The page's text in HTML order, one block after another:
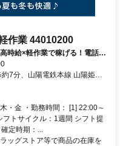
作業 44010200
時給×軽作業で稼げる！電話面
7分、山陽電鉄本線 山陽姫路
なります
・金 ・勤務時間： [1] 22:00～
トサイクル：1週間 シフト提
定時期：...
ッグストア等で商品の在庫を